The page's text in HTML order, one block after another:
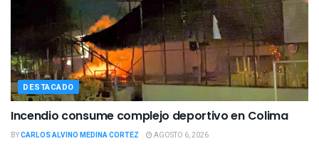
DESTACADO
Incendio consume complejo deportivo en Colima
BY CARLOS ALVINO MEDINA CORTEZ AGOSTO 6, 2026